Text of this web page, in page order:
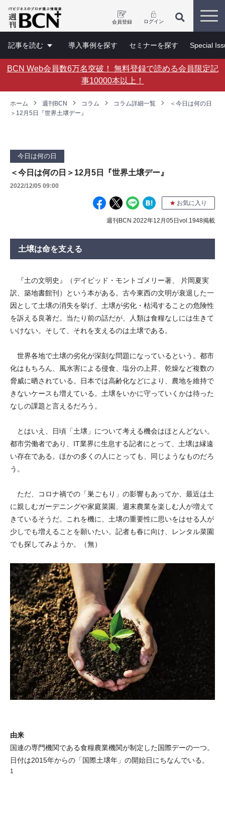
会員登録 ログイン
記事を読む 導入事例を探す セミナーを探す Special
BCN Web会員数6万名突破！ 無料登録で読める会員限定記
事10000本以上！
ホーム 週刊BCN コラム コラム詳細一覧
＜今日は何の日
＞12月5日『世界土壌デー』
今日は何の日
＜今日は何の日＞12月5日『世界土壌デー』
2022/12/05 09:00
お気に入り
週刊BCN 2022年12月05日vol.1948掲載
土壌は命を支える
『土の文明史』（デイビッド・モントゴメリー著、 片岡夏実
訳、築地書館刊）という本がある。古今東西の文明が衰退した一
因として土壌の消失を挙げ、土壌が劣化・枯渇することの危険性
を訴える良著だ。当たり前の話だが、人類は食糧なしには生きて
いけない。そして、それを支えるのは土壌である。
世界各地で土壌の劣化が深刻な問題になっているという。都市
化はもちろん、風水害による侵食、塩分の上昇、乾燥など複数の
脅威に晒されている。日本では高齢化などにより、農地を維持で
きないケースも増えている。土壌をいかに守っていくかは待った
なしの課題と言えるだろう。
とはいえ、日頃「土壌」について考える機会はほとんどない。
都市労働者であり、IT業界に生息する記者にとって、土壌は縁遠
い存在である。ほかの多くの人にとっても、同じようなものだろ
う。
ただ、コロナ禍での「巣ごもり」の影響もあってか、最近は土
に親しむガーデニングや家庭菜園、週末農業を楽しむ人が増えて
きているそうだ。これを機に、土壌の重要性に思いをはせる人が
少しでも増えることを願いたい。記者も春に向け、レンタル菜園
でも探してみようか。（無）
由来
国連の専門機関である食糧農業機関が制定した国際デーの一つ。
日付は2015年からの「国際土壌年」の開始日にちなんでいる。
1